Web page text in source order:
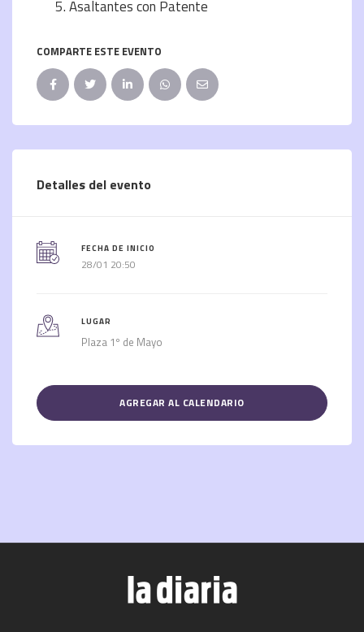
Asaltantes con Patente
COMPARTE ESTE EVENTO
Detalles del evento
FECHA DE INICIO
28/01 20:50
LUGAR
Plaza 1º de Mayo
AGREGAR AL CALENDARIO